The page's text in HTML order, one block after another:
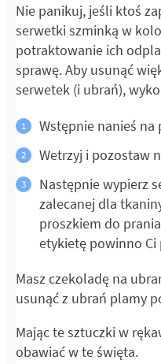
Nie panikuj, jeśli ktoś
serwetki szminką w
potraktowanie ich
sprawę. Aby usunąć
serwetek (i ubrań),
Wstępnie nanieś
Wetrzyj i pozostaw
Następnie wypierz
zalecanej dla
proszkiem do
etykietę powinno Ci
Masz czekoladę na
usunąć z ubrań plamy
Mając te sztuczki w
obawiać w te święta.